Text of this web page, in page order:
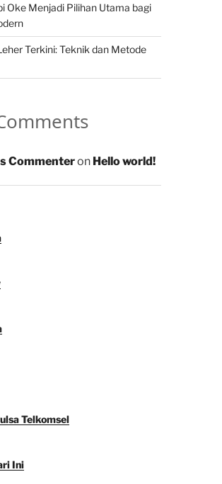
Oke Menjadi Pilihan Utama bagi
Terkini: Teknik dan Metode
Commenteron Hello world!
Telkomsel
Ini